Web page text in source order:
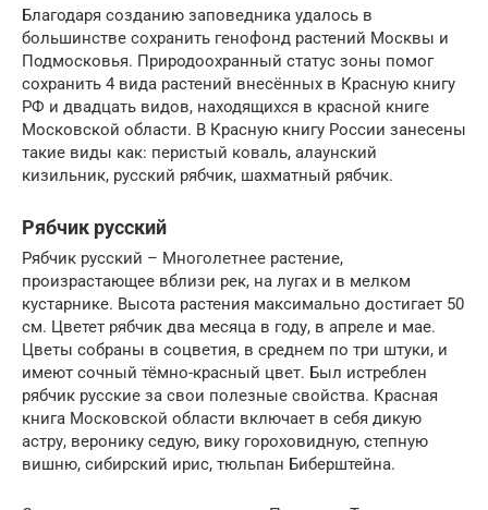
Благодаря созданию заповедника удалось в
большинстве сохранить генофонд растений Москвы и
Подмосковья. Природоохранный статус зоны помог
сохранить 4 вида растений внесённых в Красную книгу
РФ и двадцать видов, находящихся в красной книге
Московской области. В Красную книгу России занесены
такие виды как: перистый коваль, алаунский
кизильник, русский рябчик, шахматный рябчик.
Рябчик русский
Рябчик русский – Многолетнее растение,
произрастающее вблизи рек, на лугах и в мелком
кустарнике. Высота растения максимально достигает 50
см. Цветет рябчик два месяца в году, в апреле и мае.
Цветы собраны в соцветия, в среднем по три штуки, и
имеют сочный тёмно-красный цвет. Был истреблен
рябчик русские за свои полезные свойства. Красная
книга Московской области включает в себя дикую
астру, веронику седую, вику гороховидную, степную
вишню, сибирский ирис, тюльпан Биберштейна.